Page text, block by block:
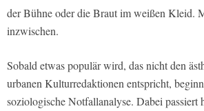
der Bühne oder die Braut im weißen Kleid.
inzwischen.
Sobald etwas populär wird, das nicht den
urbanen Kulturredaktionen entspricht,
soziologische Notfallanalyse. Dabei passiert